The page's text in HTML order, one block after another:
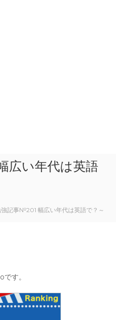
広い年代は英語
強記事№201 幅広い年代は英語で？～
す。